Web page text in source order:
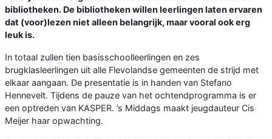
bibliotheken. De bibliotheken willen leerlingen laten ervaren
dat (voor)lezen niet alleen belangrijk, maar vooral ook erg
leuk is.
In totaal zullen tien basisschoolleerlingen en zes
brugklasleerlingen uit alle Flevolandse gemeenten de strijd met
elkaar aangaan. De presentatie is in handen van Stefano
Hennevelt. Tijdens de pauze van het ochtendprogramma is er
een optreden van KASPER. ’s Middags maakt jeugdauteur Cis
Meijer haar opwachting.